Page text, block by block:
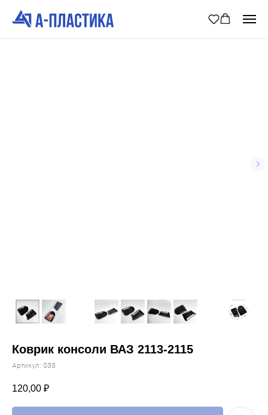
Коврик консоли ВАЗ 2113-2115
Артикул: 038
120,00 ₽